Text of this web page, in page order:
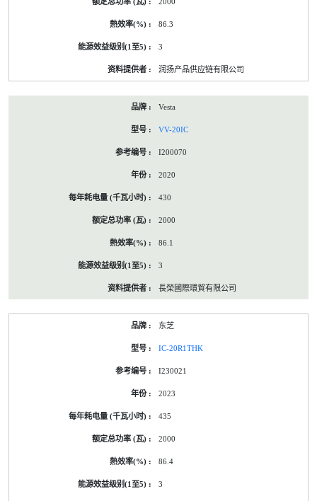
86.3
3
润扬产品供应链有限公司
Vesta
VV-20IC
I200070
2020
430
2000
86.1
3
長榮國際環貿有限公司
东芝
IC-20R1THK
I230021
2023
435
2000
86.4
3